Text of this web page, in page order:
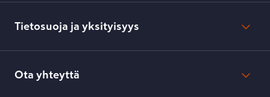
Toimitustavat ja -kulut
Verkkokaupan peruuttamisilmoitus
Saavutettavuus
Tietosuoja ja yksityisyys
Kesko-konsernin verkkoselailurekisteri
K-Ryhmän evästekäytännöt
Ota yhteyttä